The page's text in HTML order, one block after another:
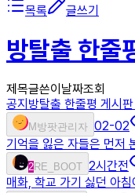
목록 글쓰기
방탈출 한줄
제목글쓴이 날짜조회
공지 방탈출 한줄평 게시판
M 방팟관리자 02-02
기억을 잃은 자들은 먼저
2RE_BOOT 2시간전
매화, 학교 가기 싫던 아침